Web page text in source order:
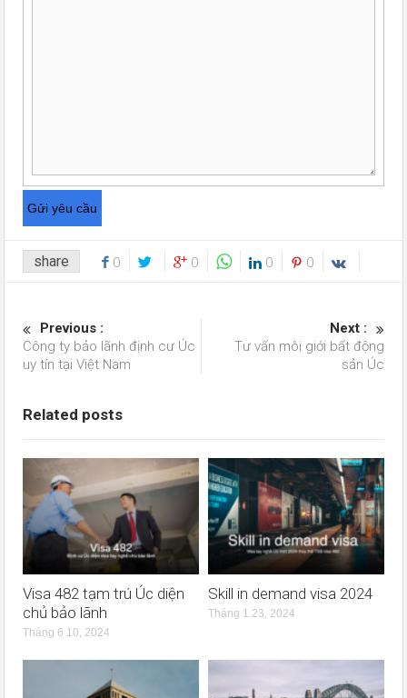
share 0 0 0 0
Previous :
Công ty bảo lãnh định cư Úc
uy tín tại Việt Nam
Next :
Tư vấn môi giới bất động
sản Úc
Related posts
Visa 482 tạm trú Úc diện
chủ bảo lãnh
Tháng 6 10, 2024
Skill in demand visa 2024
Tháng 1 23, 2024